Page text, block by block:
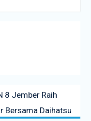
8 Jember Raih
Bersama Daihatsu